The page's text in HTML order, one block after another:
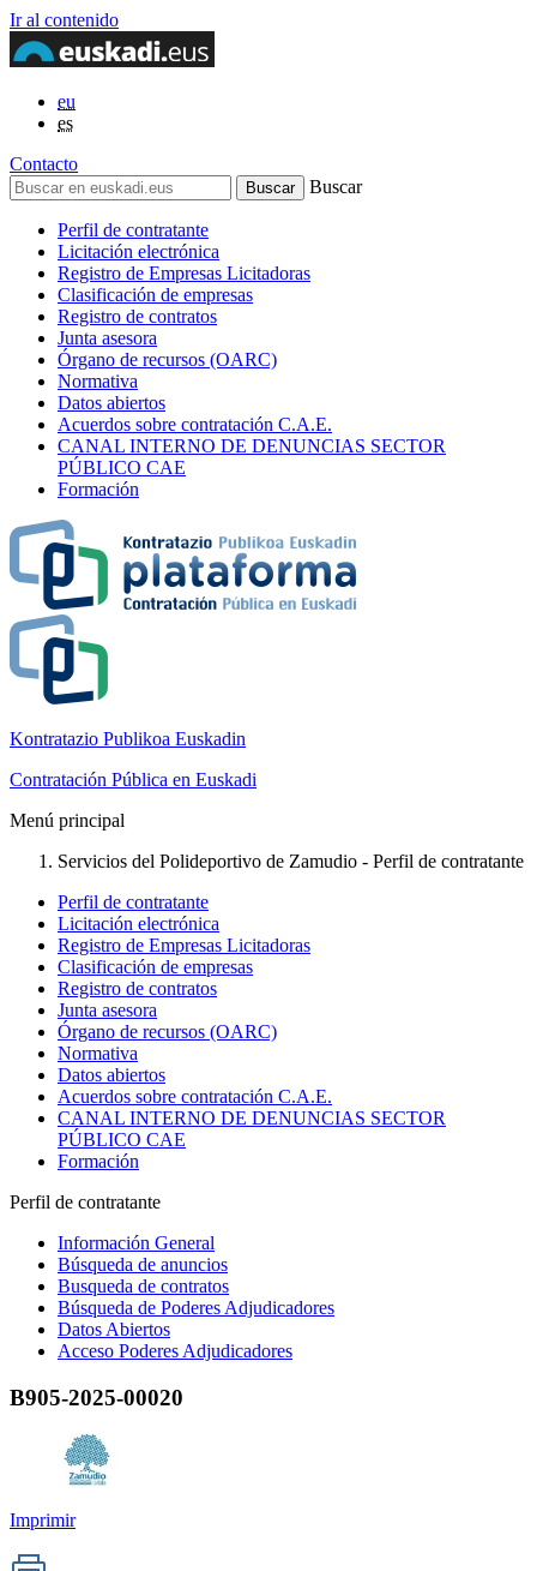
Ir al contenido
eu
es
Contacto
Buscar
Perfil de contratante
Licitación electrónica
Registro de Empresas Licitadoras
Clasificación de empresas
Registro de contratos
Junta asesora
Órgano de recursos (OARC)
Normativa
Datos abiertos
Acuerdos sobre contratación C.A.E.
CANAL INTERNO DE DENUNCIAS SECTOR
PÚBLICO CAE
Formación
Kontratazio Publikoa Euskadin
Contratación Pública en Euskadi
Menú principal
Servicios del Polideportivo de Zamudio - Perfil de contratante
Perfil de contratante
Licitación electrónica
Registro de Empresas Licitadoras
Clasificación de empresas
Registro de contratos
Junta asesora
Órgano de recursos (OARC)
Normativa
Datos abiertos
Acuerdos sobre contratación C.A.E.
CANAL INTERNO DE DENUNCIAS SECTOR
PÚBLICO CAE
Formación
Perfil de contratante
Información General
Búsqueda de anuncios
Busqueda de contratos
Búsqueda de Poderes Adjudicadores
Datos Abiertos
Acceso Poderes Adjudicadores
B905-2025-00020
Imprimir